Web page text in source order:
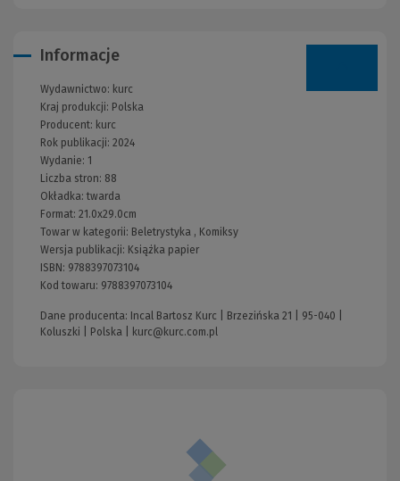
Informacje
Wydawnictwo: kurc
Kraj produkcji: Polska
Producent: kurc
Rok publikacji: 2024
Wydanie: 1
Liczba stron: 88
Okładka:twarda
Format: 21.0x29.0cm
Towar w kategorii: Beletrystyka , Komiksy
Wersja publikacji: Książka papier
ISBN: 9788397073104
Kod towaru: 9788397073104
Dane producenta: Incal Bartosz Kurc | Brzezińska 21 | 95-040 |
Koluszki | Polska |
kurc@kurc.com.pl